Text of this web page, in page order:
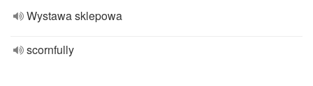
Wystawa sklepowa
scornfully